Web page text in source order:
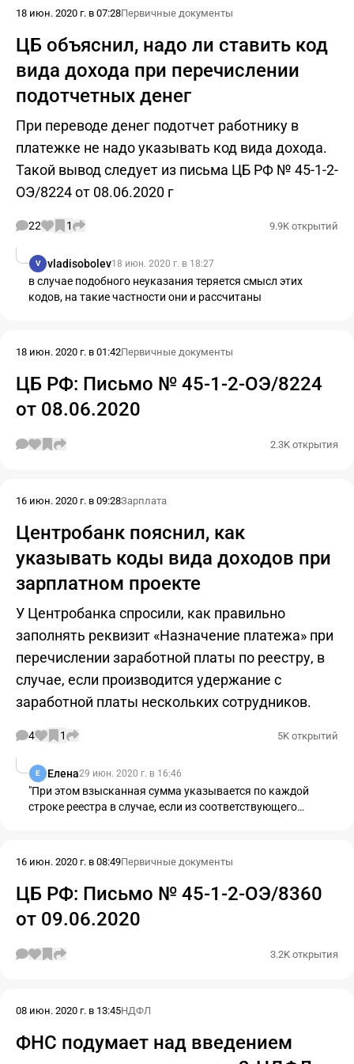
18 июн. 2020 г. в 07:28Первичные документы
ЦБ объяснил, надо ли ставить код
вида дохода при перечислении
подотчетных денег
При переводе денег подотчет работнику в
платежке не надо указывать код вида дохода.
Такой вывод следует из письма ЦБ РФ № 45-1-2-
ОЭ/8224 от 08.06.2020 г
22 1 9.9K открытий
V vladisobolev18 июн. 2020 г. в 18:27
в случае подобного неуказания теряется смысл этих
кодов, на такие частности они и рассчитаны
18 июн. 2020 г. в 01:42Первичные документы
ЦБ РФ: Письмо № 45-1-2-ОЭ/8224
от 08.06.2020
2.3K открытия
16 июн. 2020 г. в 09:28Зарплата
Центробанк пояснил, как
указывать коды вида доходов при
зарплатном проекте
У Центробанка спросили, как правильно
заполнять реквизит «Назначение платежа» при
перечислении заработной платы по реестру, в
случае, если производится удержание с
заработной платы нескольких сотрудников.
4 1 5K открытий
Е Елена29 июн. 2020 г. в 16:46
"При этом взысканная сумма указывается по каждой
строке реестра в случае, если из соответствующего
16 июн. 2020 г. в 08:49Первичные документы
ЦБ РФ: Письмо № 45-1-2-ОЭ/8360
от 09.06.2020
3.2K открытия
08 июн. 2020 г. в 13:45НДФЛ
ФНС подумает над введением